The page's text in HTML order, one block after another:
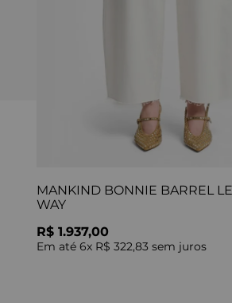
MANKIND BONNIE BARREL
WAY
R$ 1.937,00
Em até 6x R$ 322,83 sem juros